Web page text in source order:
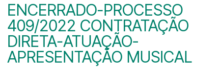
ENCERRADO-PROCESSO
409/2022 CONTRATAÇÃO
DIRETA-ATUAÇÃO-
APRESENTAÇÃO MUSICAL